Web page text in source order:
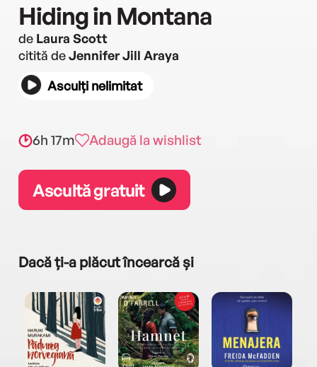
Hiding in Montana
de Laura Scott
citită deJennifer Jill Araya
Asculți nelimitat
6h 17m Adaugă la wishlist
Ascultă gratuit
Dacă ți-a plăcut încearcă și